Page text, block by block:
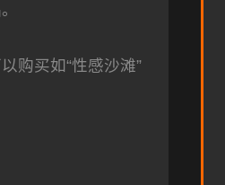
购买如“性感沙滩”